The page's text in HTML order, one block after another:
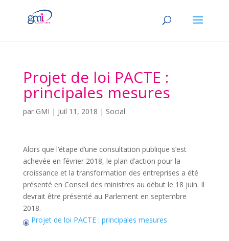
Projet de loi PACTE :
principales mesures
par GMI | Juil 11, 2018 | Social
Alors que l’étape d’une consultation publique s’est
achevée en février 2018, le plan d’action pour la
croissance et la transformation des entreprises a été
présenté en Conseil des ministres au début le 18 juin. Il
devrait être présenté au Parlement en septembre
2018.
Projet de loi PACTE : principales mesures